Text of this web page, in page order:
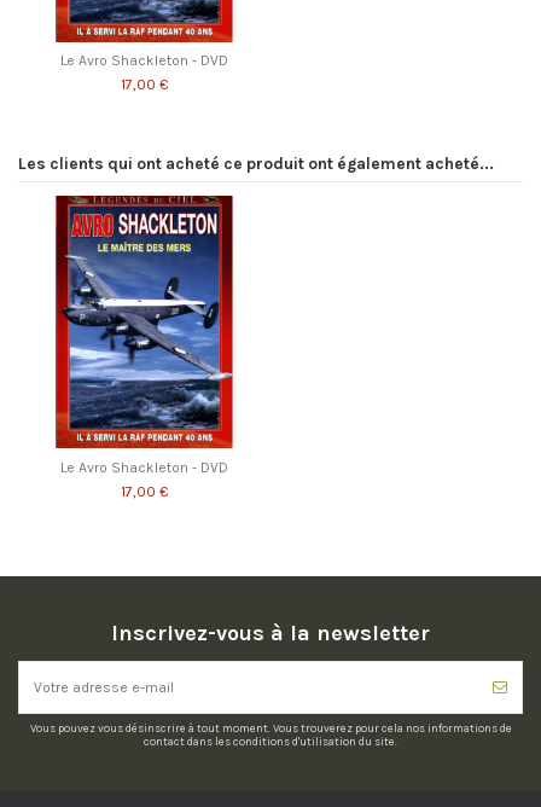
Le Avro Shackleton - DVD
17,00 €
Les clients qui ont acheté ce produit ont également acheté...
Le Avro Shackleton - DVD
17,00 €
Inscrivez-vous à la newsletter
Vous pouvez vous désinscrire à tout moment. Vous trouverez pour cela nos informations de
contact dans les conditions d'utilisation du site.